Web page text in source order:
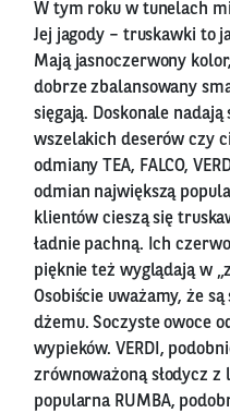
W tym roku w tunelach
Jej jagody – truskawki to
Mają jasnoczerwony
dobrze zbalansowany
sięgają. Doskonale
wszelakich deserów czy
odmiany TEA, FALCO,
odmian największą
klientów cieszą się
ładnie pachną. Ich
pięknie też wyglądają w
Osobiście uważamy, że
dżemu. Soczyste owoce
wypieków. VERDI,
zrównoważoną słodycz z
popularna RUMBA,